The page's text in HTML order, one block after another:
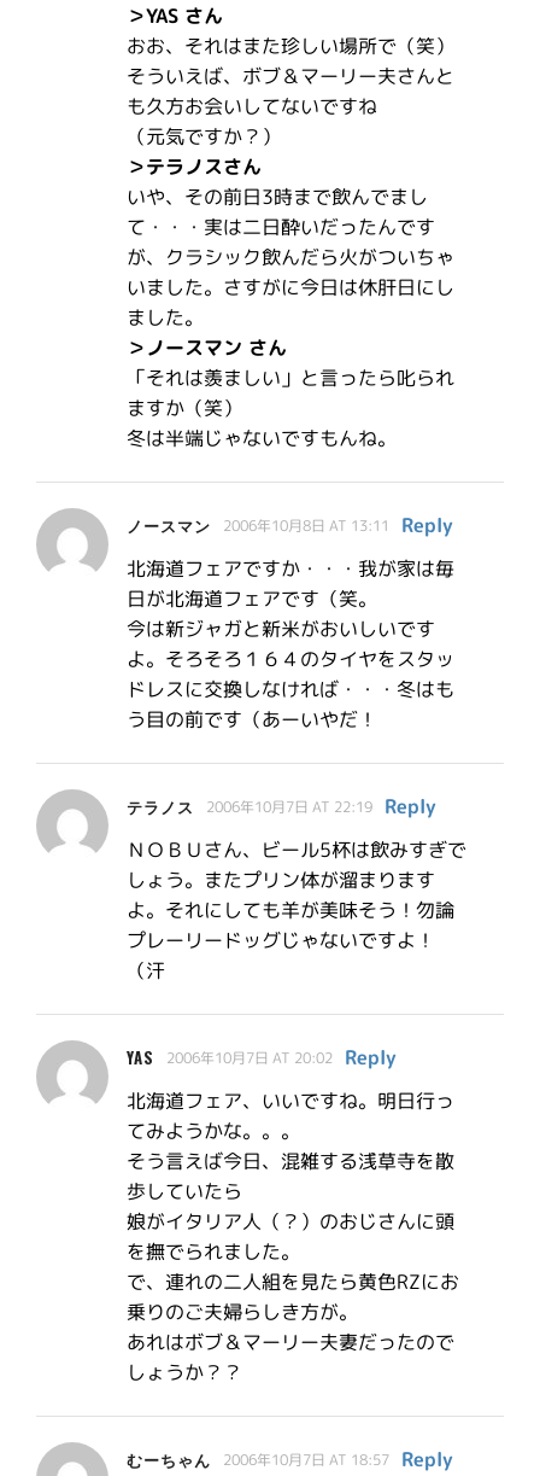
＞YAS さん
おお、それはまた珍しい場所で（笑）
そういえば、ボブ＆マーリー夫さんと
も久方お会いしてないですね
（元気ですか？）
＞テラノスさん
いや、その前日3時まで飲んでまし
て・・・実は二日酔いだったんです
が、クラシック飲んだら火がついちゃ
いました。さすがに今日は休肝日にし
ました。
＞ノースマン さん
「それは羨ましい」と言ったら叱られ
ますか（笑）
冬は半端じゃないですもんね。
ノースマン 2006年10月8日 AT 13:11
Reply
北海道フェアですか・・・我が家は毎
日が北海道フェアです（笑。
今は新ジャガと新米がおいしいです
よ。そろそろ１６４のタイヤをスタッ
ドレスに交換しなければ・・・冬はも
う目の前です（あーいやだ！
テラノス 2006年10月7日 AT 22:19
Reply
ＮＯＢＵさん、ビール5杯は飲みすぎで
しょう。またプリン体が溜まります
よ。それにしても羊が美味そう！勿論
プレーリードッグじゃないですよ！
（汗
YAS 2006年10月7日 AT 20:02
Reply
北海道フェア、いいですね。明日行っ
てみようかな。。。
そう言えば今日、混雑する浅草寺を散
歩していたら
娘がイタリア人（？）のおじさんに頭
を撫でられました。
で、連れの二人組を見たら黄色RZにお
乗りのご夫婦らしき方が。
あれはボブ＆マーリー夫妻だったので
しょうか？？
むーちゃん 2006年10月7日 AT 18:57
Reply